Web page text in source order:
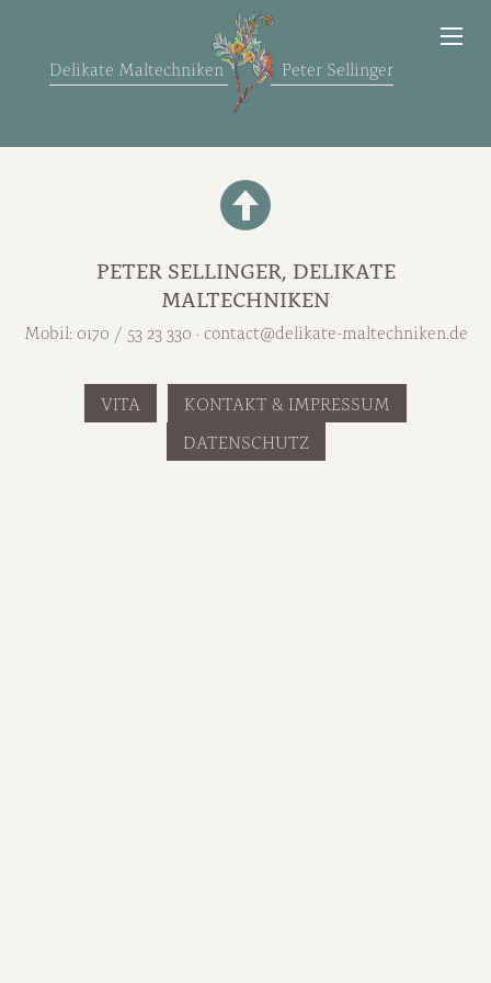
ContentDelikate Maltechniken Peter Sellinger
PETER SELLINGER, DELIKATE
MALTECHNIKEN
Mobil: 0170 / 53 23 330 · contact@delikate-maltechniken.de
VITA
KONTAKT & IMPRESSUM
DATENSCHUTZ